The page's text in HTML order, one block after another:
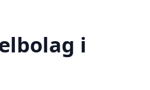
i